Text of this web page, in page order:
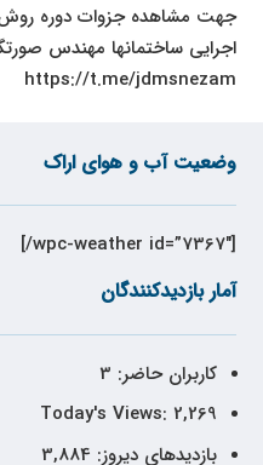
جهت مشاهده جزوات دوره
اجرایی ساختمانها مهندس
https://t.me/jdmsnezam
وضعیت آب و هوای اراک
[wpc-weather id=”7367″/]
آمار بازدیدکنندگان
کاربران حاضر: 3
Today's Views: 2,269
بازدیدهای دیروز: 3,884